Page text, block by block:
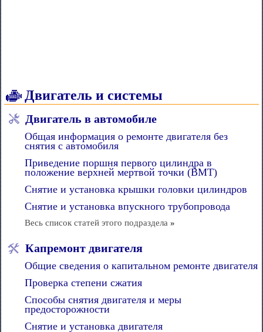
Двигатель и системы
Двигатель в автомобиле
Общая информация о ремонте двигателя без
снятия с автомобиля
Приведение поршня первого цилиндра в
положение верхней мертвой точки (ВМТ)
Снятие и установка крышки головки цилиндров
Снятие и установка впускного трубопровода
Весь список статей этого подраздела »
Капремонт двигателя
Общие сведения о капитальном ремонте двигателя
Проверка степени сжатия
Способы снятия двигателя и меры
предосторожности
Снятие и установка двигателя